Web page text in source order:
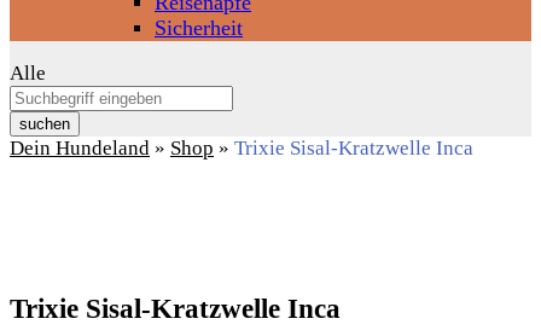
Sicherheit
Alle
suchen
Dein Hundeland » Shop » Trixie Sisal-Kratzwelle Inca
Trixie Sisal-Kratzwelle Inca